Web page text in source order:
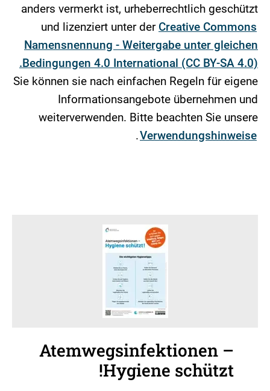
anders vermerkt ist, urheberrechtlich geschützt
und lizenziert unter der Creative Commons
Namensnennung - Weitergabe unter gleichen
Bedingungen 4.0 International (CC BY-SA 4.0).
Sie können sie nach einfachen Regeln für eigene
Informationsangebote übernehmen und
weiterverwenden. Bitte beachten Sie unsere
Verwendungshinweise
.
Atemwegsinfektionen –
Hygiene schützt!